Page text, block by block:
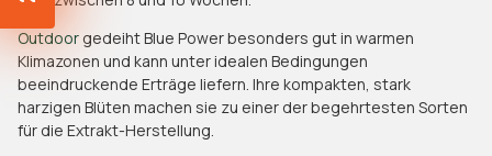
Outdoor gedeiht Blue Power besonders gut in warmen
Klimazonen und kann unter idealen Bedingungen
beeindruckende Erträge liefern. Ihre kompakten, stark
harzigen Blüten machen sie zu einer der begehrtesten Sorten
für die Extrakt-Herstellung.